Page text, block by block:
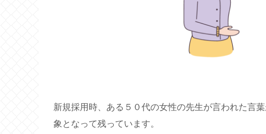
新規採用時、ある５０代の女性の先生が言われた言
象となって残っています。